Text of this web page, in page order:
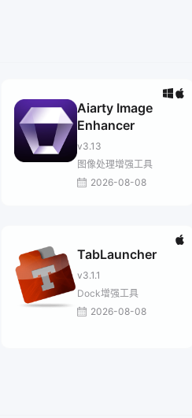
Aiarty Image
Enhancer
v3.13
图像处理增强工具
2026-08-08
TabLauncher
v3.1.1
Dock增强工具
2026-08-08